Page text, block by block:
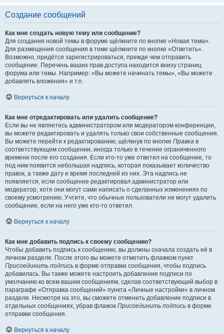
Создание сообщений
Как мне создать новую тему или сообщение?
Для создания новой темы в форуме щёлкните по кнопке «Новая тема».
Для размещения сообщения в теме щёлкните по кнопке «Ответить».
Возможно, придётся зарегистрироваться, прежде чем отправить
сообщение. Перечень ваших прав доступа находится внизу страниц
форума или темы. Например: «Вы можете начинать темы», «Вы можете
добавлять вложения» и т.п.
Вернуться к началу
Как мне отредактировать или удалить сообщение?
Если вы не являетесь администратором или модератором конференции,
вы можете редактировать и удалять только свои собственные сообщения.
Вы можете перейти к редактированию, щёлкнув по кнопке Правка в
соответствующем сообщении, иногда только в течение ограниченного
времени после его создания. Если кто-то уже ответил на сообщение, то
под ним появится небольшая надпись, которая показывает количество
правок, а также дату и время последней из них. Эта надпись не
появляется, если сообщение редактировал администратор или
модератор, хотя они могут сами написать о сделанных изменениях по
своему усмотрению. Учтите, что обычные пользователи не могут удалить
сообщение, если на него уже кто-то ответил.
Вернуться к началу
Как мне добавить подпись к своему сообщению?
Чтобы добавить подпись к сообщению, вы должны сначала создать её в
личном разделе. После этого вы можете отметить флажком пункт
Присоединить подпись в форме отправки сообщения, чтобы подпись
добавилась. Вы также можете настроить добавление подписи по
умолчанию ко всем вашим сообщениям, сделав соответствующий выбор в
параграфе «Отправка сообщений» пункта «Личные настройки» в личном
разделе. Несмотря на это, вы сможете отменить добавление подписи в
отдельных сообщениях, убрав флажок Присоединить подпись в форме
отправки сообщения.
Вернуться к началу